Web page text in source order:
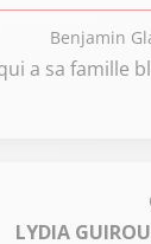
Benjamin
a sa
LYDIA